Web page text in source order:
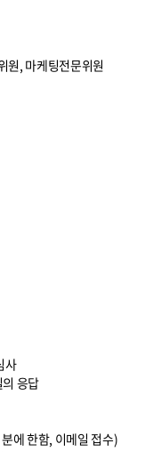
원, 마케팅전문위원
사
응답
에 한함, 이메일 접수)